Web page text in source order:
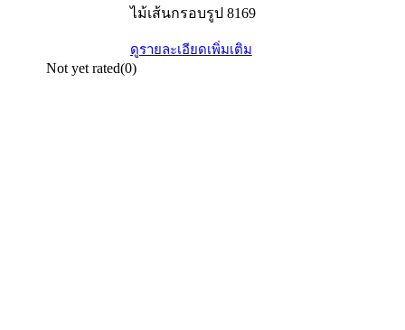
ไม้เส้นกรอบรูป 8169
ดูรายละเอียดเพิ่มเติม
Not yet rated(0)